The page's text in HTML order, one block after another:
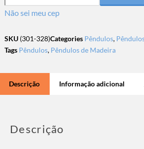
Não sei meu cep
SKU (301-328)Categories Pêndulos,
Tags Pêndulos, Pêndulos de Madeira
Descrição Informação adicional
Descrição